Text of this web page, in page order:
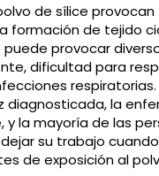
de sílice provocan
formación de tejido
puede provocar
dificultad para
respiratorias.
diagnosticada, la
y la mayoría de las
su trabajo
de exposición al